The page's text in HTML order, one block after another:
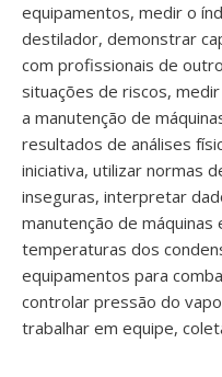
equipamentos, medir o
destilador, demonstrar
com profissionais de
situações de riscos,
a manutenção de
resultados de análises
iniciativa, utilizar normas
inseguras, interpretar
manutenção de
temperaturas dos
equipamentos para
controlar pressão do
trabalhar em equipe,